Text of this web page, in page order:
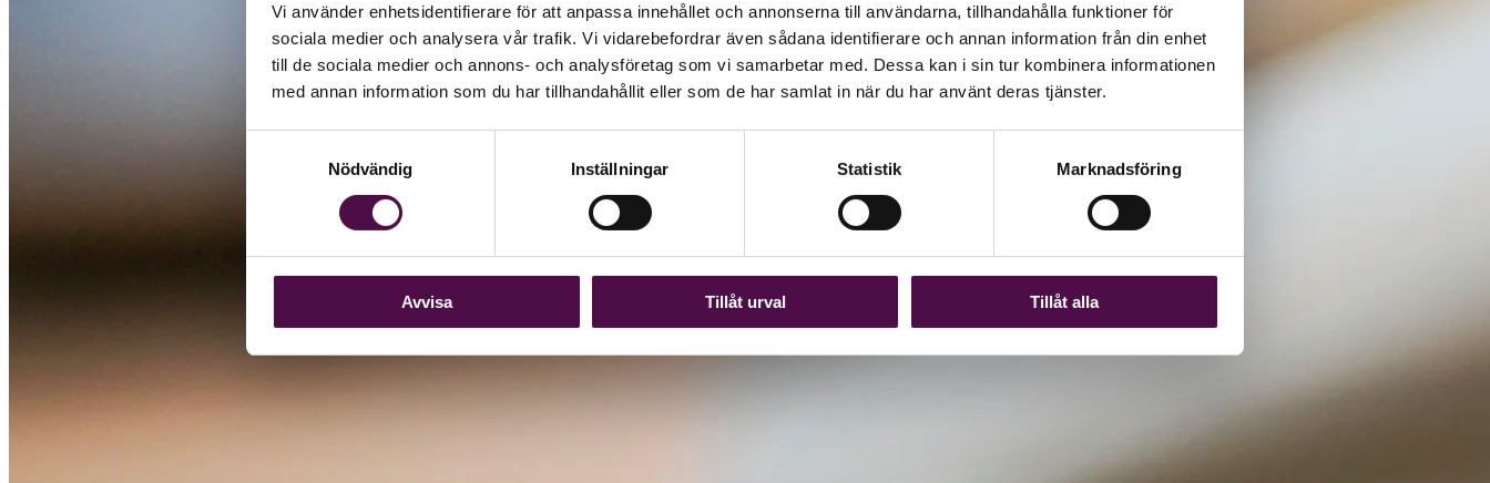
Vi använder enhetsidentifierare för att anpassa innehållet och annonserna till användarna, tillhandahålla funktioner för
sociala medier och analysera vår trafik. Vi vidarebefordrar även sådana identifierare och annan information från din enhet
till de sociala medier och annons- och analysföretag som vi samarbetar med. Dessa kan i sin tur kombinera informationen
med annan information som du har tillhandahållit eller som de har samlat in när du har använt deras tjänster.
Nödvändig
Inställningar Statistik Marknadsföring
Avvisa Tillåt urval Tillåt alla